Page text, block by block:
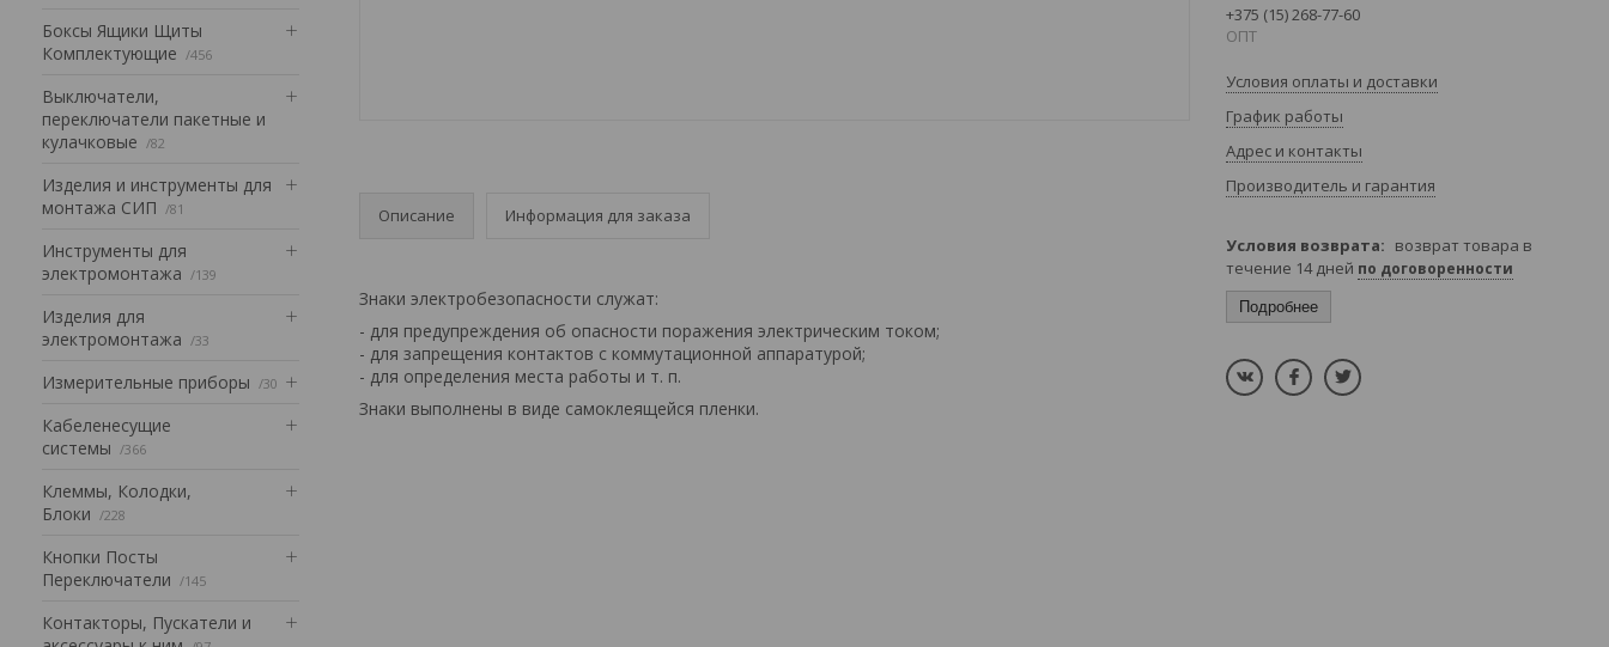
Боксы Ящики Щиты
Комплектующие
456
Выключатели,
переключатели пакетные и
кулачковые
82
Изделия и инструменты для
монтажа СИП
81
Инструменты для
электромонтажа
139
Изделия для
электромонтажа
33
Измерительные приборы 30
Кабеленесущие
системы
366
Клеммы, Колодки,
Блоки
228
Кнопки Посты
Переключатели
145
Контакторы, Пускатели и
Описание Информация для заказа
Знаки электробезопасности служат:
- для предупреждения об опасности поражения электрическим током;
- для запрещения контактов с коммутационной аппаратурой;
- для определения места работы и т. п.
Знаки выполнены в виде самоклеящейся пленки.
+375 (15) 268-77-60
ОПТ
Условия оплаты и доставки
График работы
Адрес и контакты
Производитель и гарантия
возврат товара в
течение 14 дней по договоренности
Подробнее